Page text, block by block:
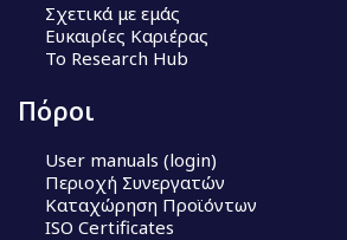
Σχετικά με εμάς
Ευκαιρίες Καριέρας
Το Research Hub
Πόροι
User manuals (login)
Περιοχή Συνεργατών
Καταχώρηση Προϊόντων
ISO Certificates